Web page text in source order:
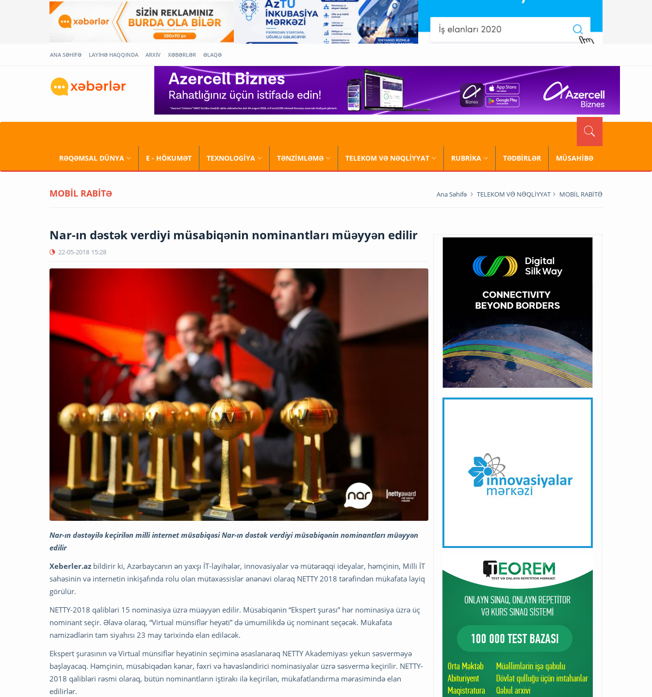
ANA SƏHİFƏ LAYİHƏ HAQQINDA ARXİV XƏBƏRLƏR ƏLAQƏ
RƏQƏMSAL DÜNYA E - HÖKUMƏT TEXNOLOGİYA TƏNZİMLƏMƏ TELEKOM VƏ NƏQLİYYAT RUBRİKA TƏDBİRLƏR MÜSAHİBƏ
MOBİL RABİTƏ Ana Səhifə TELEKOM VƏ NƏQLİYYAT MOBİL RABİTƏ
Nar-ın dəstək verdiyi müsabiqənin nominantları müəyyən edilir
22-05-2018 15:28
Nar-ın dəstəyilə keçirilən milli internet müsabiqəsi Nar-ın dəstək verdiyi müsabiqənin nominantları müəyyən
edilir
Xeberler.az bildirir ki, Azərbaycanın ən yaxşı İT-layihələr, innovasiyalar və mütərəqqi ideyalar, həmçinin, Milli İT
sahəsinin və internetin inkişafında rolu olan mütəxəssislər ənənəvi olaraq NETTY 2018 tərəfindən mükafata layiq
görülür.
NETTY-2018 qalibləri 15 nominasiya üzrə müəyyən edilir. Müsabiqənin “Ekspert şurası” hər nominasiya üzrə üç
nominant seçir. Əlavə olaraq, “Virtual münsiflər heyəti” də ümumilikdə üç nominant seçəcək. Mükafata
namizədlərin tam siyahısı 23 may tarixində elan ediləcək.
Ekspert şurasının və Virtual münsiflər heyətinin seçiminə əsaslanaraq NETTY Akademiyası yekun səsverməyə
başlayacaq. Həmçinin, müsabiqədən kənar, fəxri və həvəsləndirici nominasiyalar üzrə səsvermə keçirilir. NETTY-
2018 qalibləri rəsmi olaraq, bütün nominantların iştirakı ilə keçirilən, mükafatlandırma mərasimində elan
edilirlər.